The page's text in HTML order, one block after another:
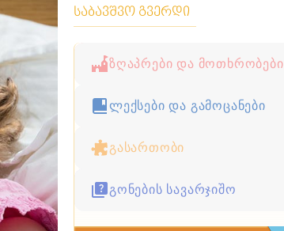
საბავშვო გვერდი
ზღაპრები და მოთხრობები
ლექსები და გამოცანები
გასართობი
გონების სავარჯიშო